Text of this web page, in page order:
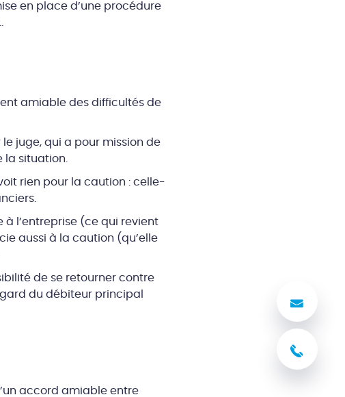
en place d’une procédure
amiable des difficultés de
juge, qui a pour mission de
la situation.
rien pour la caution : celle-
l’entreprise (ce qui revient
aussi à la caution (qu’elle
de se retourner contre
du débiteur principal
accord amiable entre